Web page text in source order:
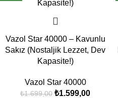
Gün Kargo İmkanı.
Vazol Star 40000 – Kavunlu
Sakız (Nostaljik Lezzet, Dev
Kapasite!)
Vazol Star 40000
₺1.699,00 ₺1.599,00